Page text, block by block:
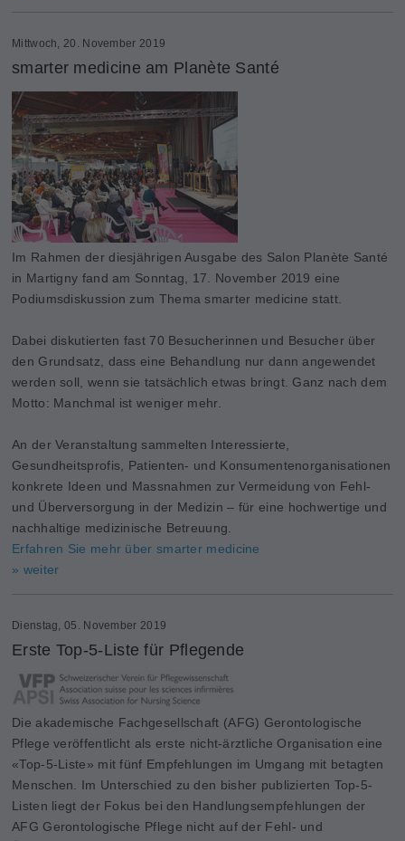
Mittwoch, 20. November 2019
smarter medicine am Planète Santé
Im Rahmen der diesjährigen Ausgabe des Salon Planète Santé
in Martigny fand am Sonntag, 17. November 2019 eine
Podiumsdiskussion zum Thema smarter medicine statt.
Dabei diskutierten fast 70 Besucherinnen und Besucher über
den Grundsatz, dass eine Behandlung nur dann angewendet
werden soll, wenn sie tatsächlich etwas bringt. Ganz nach dem
Motto: Manchmal ist weniger mehr.
An der Veranstaltung sammelten Interessierte,
Gesundheitsprofis, Patienten- und Konsumentenorganisationen
konkrete Ideen und Massnahmen zur Vermeidung von Fehl-
und Überversorgung in der Medizin – für eine hochwertige und
nachhaltige medizinische Betreuung.
Erfahren Sie mehr über smarter medicine
» weiter
Dienstag, 05. November 2019
Erste Top-5-Liste für Pflegende
Die akademische Fachgesellschaft (AFG) Gerontologische
Pflege veröffentlicht als erste nicht-ärztliche Organisation eine
«Top-5-Liste» mit fünf Empfehlungen im Umgang mit betagten
Menschen. Im Unterschied zu den bisher publizierten Top-5-
Listen liegt der Fokus bei den Handlungsempfehlungen der
AFG Gerontologische Pflege nicht auf der Fehl- und